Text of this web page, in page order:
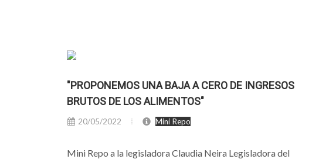
"PROPONEMOS UNA BAJA A CERO DE INGRESOS
BRUTOS DE LOS ALIMENTOS"
20/05/2022 Mini Repo
Mini Repo a la legisladora Claudia Neira Legisladora del